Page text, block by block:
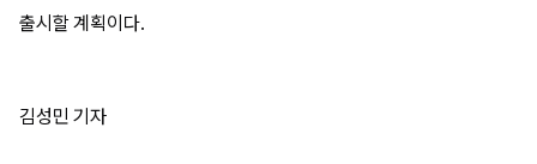
출시할 계획이다.
김성민 기자